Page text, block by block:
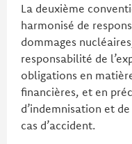
La deuxième
harmonisé de
dommages
responsabilité de
obligations en
financières, et en
d’indemnisation et
cas d’accident.